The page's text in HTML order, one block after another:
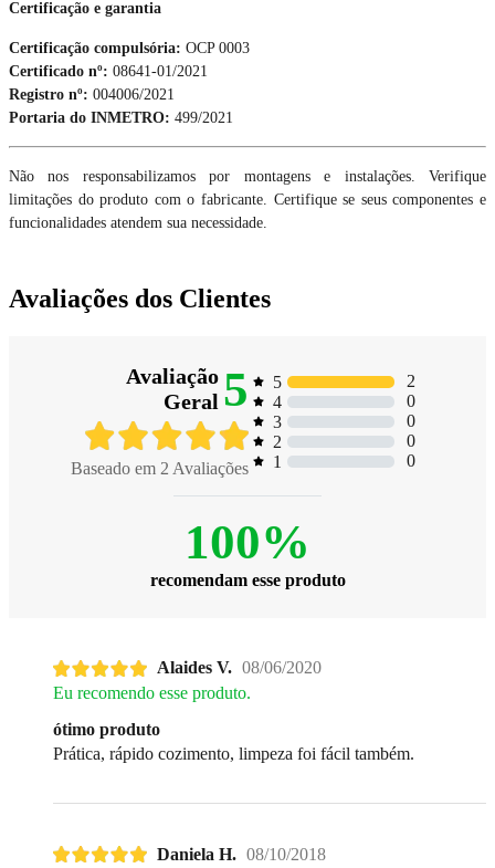
Certificação e garantia
Certificação compulsória: OCP 0003
Certificado nº: 08641-01/2021
Registro nº: 004006/2021
Portaria do INMETRO: 499/2021
Não nos responsabilizamos por montagens e instalações. Verifique
limitações do produto com o fabricante. Certifique se seus componentes e
funcionalidades atendem sua necessidade.
Avaliações dos Clientes
Avaliação
Geral 5
Baseado em 2 Avaliações
5
2
4
0
3
0
2
0
1
0
100%
recomendam esse produto
Alaides V. 08/06/2020
Eu recomendo esse produto.
ótimo produto
Prática, rápido cozimento, limpeza foi fácil também.
Daniela H. 08/10/2018